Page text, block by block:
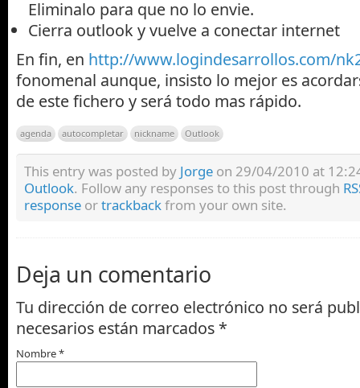
Eliminalo para que no lo envie.
Cierra outlook y vuelve a conectar internet
En fin, en http://www.logindesarrollos.com/
fonomenal aunque, insisto lo mejor es
de este fichero y será todo mas rápido.
agenda autocompletar nickname Outlook
This entry was posted by Jorge on 29/04/2010 at
Outlook. Follow any responses to this post through
response ortrackbackfrom your own site.
Deja un comentario
Tu dirección de correo electrónico no será
necesarios están marcados *
Nombre*